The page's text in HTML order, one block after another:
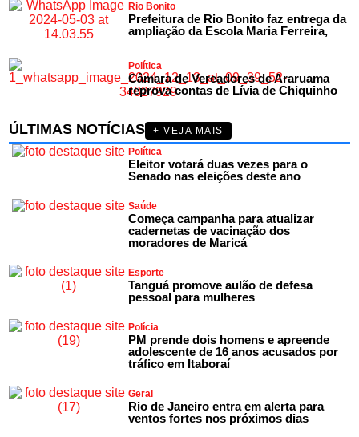
Rio Bonito
Prefeitura de Rio Bonito faz entrega da
ampliação da Escola Maria Ferreira,
Política
Câmara de Vereadores de Araruama
reprova contas de Lívia de Chiquinho
ÚLTIMAS NOTÍCIAS
+ VEJA MAIS
Política
Eleitor votará duas vezes para o
Senado nas eleições deste ano
Saúde
Começa campanha para atualizar
cadernetas de vacinação dos
moradores de Maricá
Esporte
Tanguá promove aulão de defesa
pessoal para mulheres
Polícia
PM prende dois homens e apreende
adolescente de 16 anos acusados por
tráfico em Itaboraí
Geral
Rio de Janeiro entra em alerta para
ventos fortes nos próximos dias